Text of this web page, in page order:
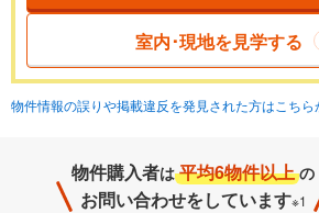
室内･現地を見学する
物件情報の誤りや掲載違反を発見された方はこちら
物件購入者は 平均6物件以上 の
お問い合わせをしています※1